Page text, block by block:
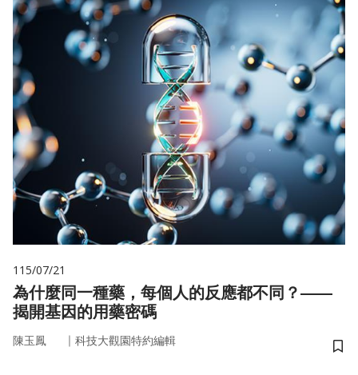
115/07/21
為什麼同一種藥，每個人的反應都不同？——
揭開基因的用藥密碼
陳玉鳳 ｜ 科技大觀園特約編輯
儲